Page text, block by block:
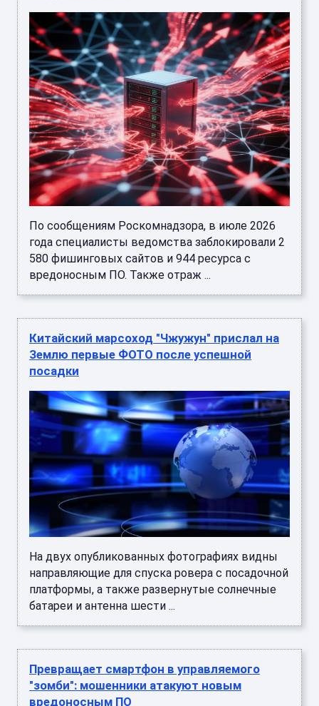
По сообщениям Роскомнадзора, в июле 2026
года специалисты ведомства заблокировали 2
580 фишинговых сайтов и 944 ресурса с
вредоносным ПО. Также отраж ...
Китайский марсоход "Чжужун" прислал на
Землю первые ФОТО после успешной
посадки
На двух опубликованных фотографиях видны
направляющие для спуска ровера с посадочной
платформы, а также развернутые солнечные
батареи и антенна шести ...
Превращает смартфон в управляемого
"зомби": мошенники атакуют новым
вредоносным ПО